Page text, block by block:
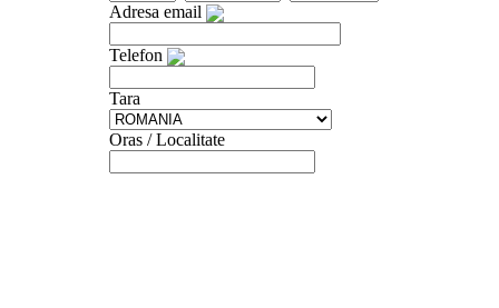
Adresa email
Telefon
Tara
Oras / Localitate